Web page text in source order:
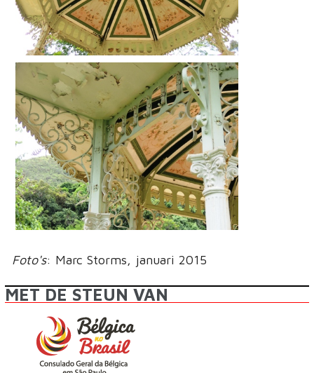
Foto's: Marc Storms, januari 2015
MET DE STEUN VAN